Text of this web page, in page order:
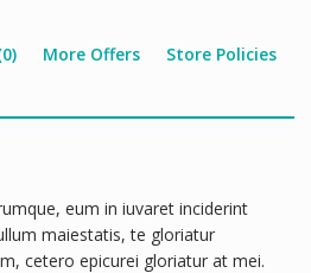
More Offers
Store Policies
eum in iuvaret inciderint
maiestatis, te gloriatur
cetero epicurei gloriatur at mei.